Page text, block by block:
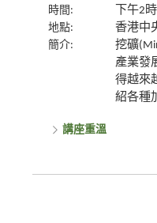
時間:
下午2
地點:
香港中
簡介:
挖礦
產業發
得越來
紹各種
講座重溫